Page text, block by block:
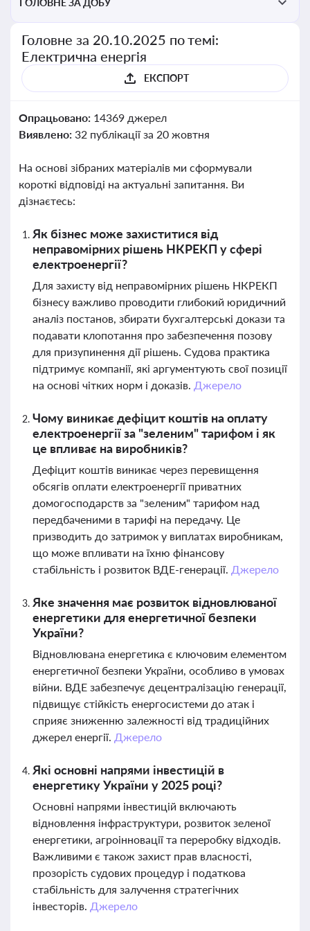
ГОЛОВНЕ ЗА ДОБУ
Головне за 20.10.2025 по темі:
Електрична енергія
ЕКСПОРТ
Опрацьовано: 14369 джерел
Виявлено: 32 публікації за 20 жовтня
На основі зібраних матеріалів ми сформували
короткі відповіді на актуальні запитання. Ви
дізнаєтесь:
Як бізнес може захиститися від
неправомірних рішень НКРЕКП у сфері
електроенергії?
Для захисту від неправомірних рішень НКРЕКП
бізнесу важливо проводити глибокий юридичний
аналіз постанов, збирати бухгалтерські докази та
подавати клопотання про забезпечення позову
для призупинення дії рішень. Судова практика
підтримує компанії, які аргументують свої позиції
на основі чітких норм і доказів. Джерело
Чому виникає дефіцит коштів на оплату
електроенергії за "зеленим" тарифом і як
це впливає на виробників?
Дефіцит коштів виникає через перевищення
обсягів оплати електроенергії приватних
домогосподарств за "зеленим" тарифом над
передбаченими в тарифі на передачу. Це
призводить до затримок у виплатах виробникам,
що може впливати на їхню фінансову
стабільність і розвиток ВДЕ-генерації. Джерело
Яке значення має розвиток відновлюваної
енергетики для енергетичної безпеки
України?
Відновлювана енергетика є ключовим елементом
енергетичної безпеки України, особливо в умовах
війни. ВДЕ забезпечує децентралізацію генерації,
підвищує стійкість енергосистеми до атак і
сприяє зниженню залежності від традиційних
джерел енергії. Джерело
Які основні напрями інвестицій в
енергетику України у 2025 році?
Основні напрями інвестицій включають
відновлення інфраструктури, розвиток зеленої
енергетики, агроінновації та переробку відходів.
Важливими є також захист прав власності,
прозорість судових процедур і податкова
стабільність для залучення стратегічних
інвесторів. Джерело